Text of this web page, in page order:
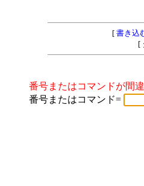
[ 書き込
[
番号またはコマンドが間
番号またはコマンド=